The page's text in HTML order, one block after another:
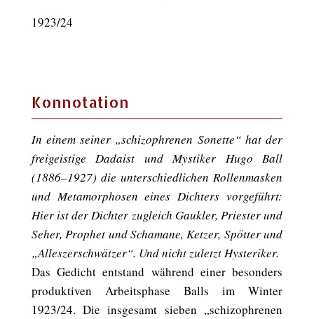
1923/24
Konnotation
In einem seiner „schizophrenen Sonette“ hat der
freigeistige Dadaist und Mystiker Hugo Ball
(1886–1927) die unterschiedlichen Rollenmasken
und Metamorphosen eines Dichters vorgeführt:
Hier ist der Dichter zugleich Gaukler, Priester und
Seher, Prophet und Schamane, Ketzer, Spötter und
„Alleszerschwätzer“. Und nicht zuletzt Hysteriker.
Das Gedicht entstand während einer besonders
produktiven Arbeitsphase Balls im Winter
1923/24. Die insgesamt sieben „schizophrenen